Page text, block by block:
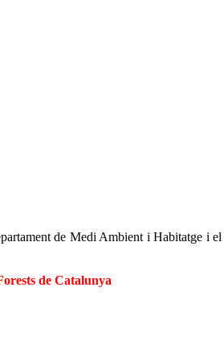
de Medi Ambient i Habitatge i
de Catalunya